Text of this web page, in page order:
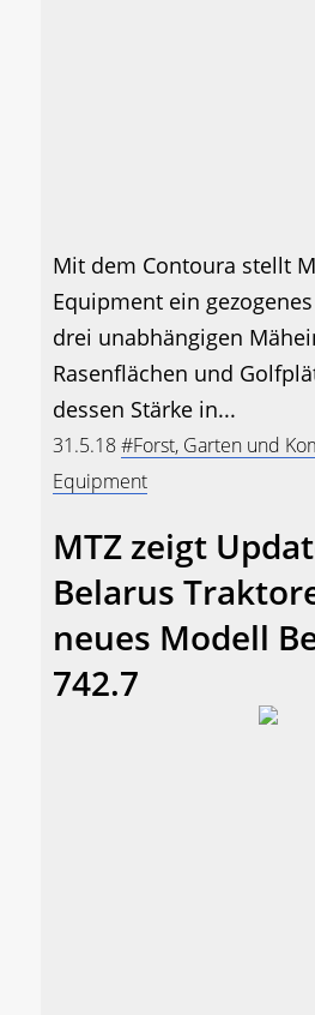
Mit dem Contoura stellt
Equipment ein
drei unabhängigen
Rasenflächen und
dessen Stärke in...
31.5.18#Forst, Garten und
Equipment
MTZ zeigt
Belarus
neues Modell
742.7